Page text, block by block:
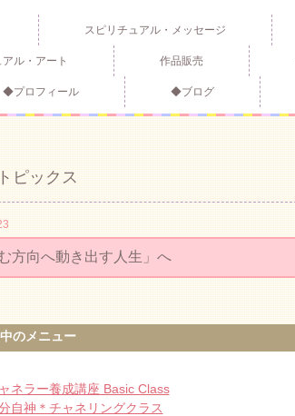
スピリチュアル・メッセージ
ル・アート 作品販売
◆プロフィール ◆ブログ
ピックス
む方向へ動き出す人生」へ
のメニュー
ネラー養成講座 Basic Class
自神＊チャネリングクラス